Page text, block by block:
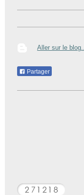
Aller sur le blog...
Partager